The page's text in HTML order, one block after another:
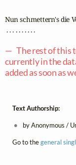
Nun schmettern's die
. . . . . . . . . .
— The rest of this
currently in the
added as soon as
Text Authorship:
by Anonymous /
Go to thegeneral